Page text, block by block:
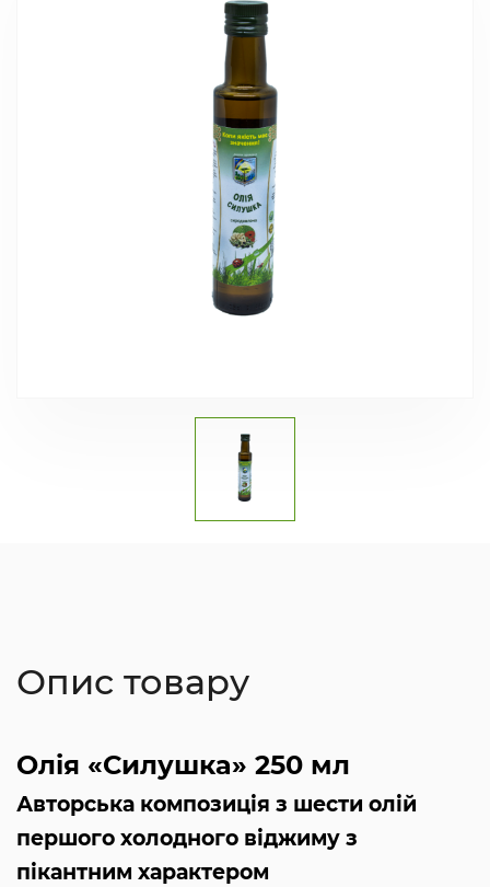
Опис товару
Олія «Силушка» 250 мл
Авторська композиція з шести олій
першого холодного віджиму з
пікантним характером